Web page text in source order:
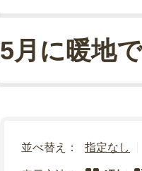
5月に暖地
並べ替え： 指定なし